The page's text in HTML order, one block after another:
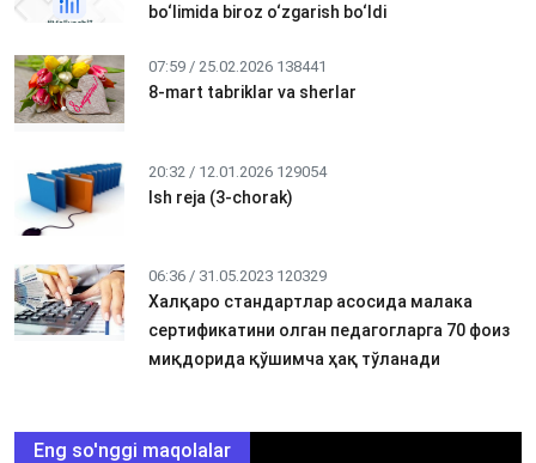
bo‘limida biroz o‘zgarish bo‘ldi
07:59 / 25.02.2026 138441
8-mart tabriklar va sherlar
20:32 / 12.01.2026 129054
Ish reja (3-chorak)
06:36 / 31.05.2023 120329
Халқаро стандартлар асосида малака
сертификатини олган педагогларга 70 фоиз
миқдорида қўшимча ҳақ тўланади
Eng so'nggi maqolalar